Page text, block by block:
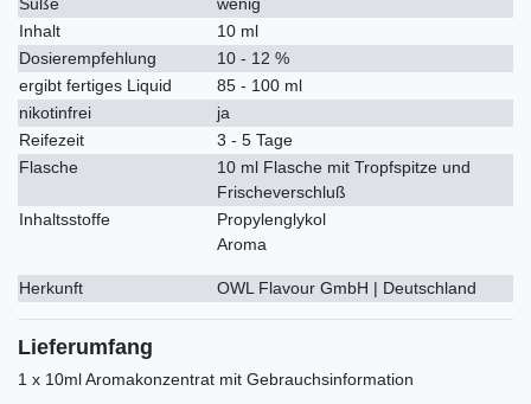
Inhalt
10 ml
Dosierempfehlung
10 - 12 %
ergibt fertiges Liquid
85 - 100 ml
nikotinfrei
ja
Reifezeit
3 - 5 Tage
Flasche
10 ml Flasche mit Tropfspitze und
Frischeverschluß
Inhaltsstoffe
Propylenglykol
Aroma
Herkunft OWL Flavour GmbH | Deutschland
Lieferumfang
1 x 10ml Aromakonzentrat mit Gebrauchsinformation